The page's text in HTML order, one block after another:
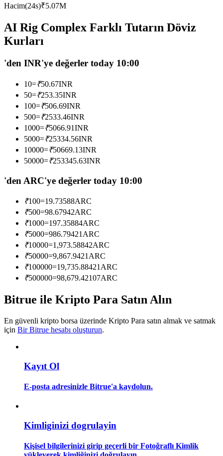
Kopya Tüccarı Olun
Kâr paylaşımı ve kopya ticaret komisyonlarının tadını çıkarın
Bilgi
Ticaret bilgileri vb. dahil olmak üzere büyük veri analizi.
Rehber
Ticaret stratejileri
Hacim(24s)₹5.07M
AI Rig Complex Farklı Tutarın Döviz
Kurları
'den INR'ye değerler today 10:00
10=₹50.67INR
50=₹253.35INR
100=₹506.69INR
500=₹2533.46INR
1000=₹5066.91INR
5000=₹25334.56INR
10000=₹50669.13INR
50000=₹253345.63INR
'den ARC'ye değerler today 10:00
₹100=19.73588ARC
₹500=98.67942ARC
₹1000=197.35884ARC
₹5000=986.79421 ARC
₹10000=1,973.58842ARC
₹50000=9,867.9421 ARC
₹100000=19,735.88421 ARC
₹500000=98,679.42107ARC
Bitrue ile Kripto Para Satın Alın
En güvenli kripto borsa üzerinde Kripto Para satın almak ve satmak
için Bir Bitrue hesabı oluşturun.
Kayıt Ol
E-posta adresinizle Bitrue'a kaydolun.
Kimliginizi dogrulayin
Kişisel bilgilerinizi girip geçerli bir Fotoğraflı Kimlik